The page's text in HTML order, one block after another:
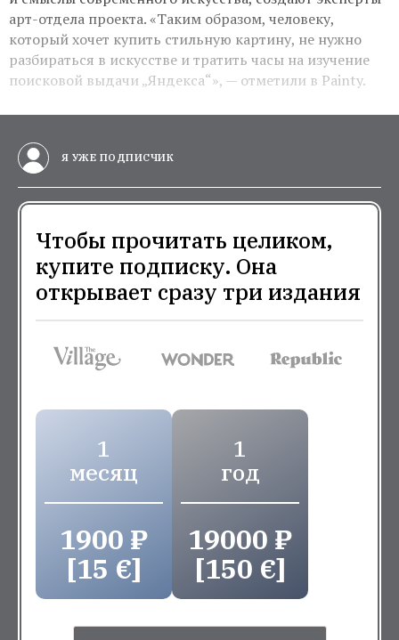
арт-отдела проекта. «Таким образом, человеку,
который хочет купить стильную картину, не нужно
разбираться в искусстве и тратить часы на изучение
поисковой выдачи „Яндекса“», — отметили в Painty.
Я УЖЕ ПОДПИСЧИК
Чтобы прочитать целиком,
купите подписку. Она
открывает сразу три издания
1
месяц
1900 ₽
[15 €]
1
год
19000 ₽
[150 €]